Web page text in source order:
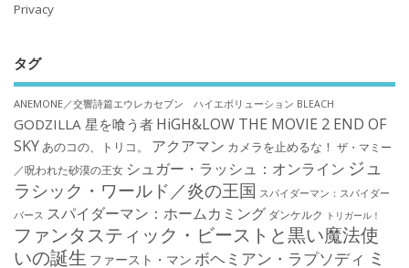
Privacy
タグ
ANEMONE／交響詩篇エウレカセブン ハイエボリューション BLEACH
GODZILLA 星を喰う者 HiGH&LOW THE MOVIE 2 END OF
SKYあのコの、トリコ。 アクアマン カメラを止めるな！ ザ・マミー
／呪われた砂漠の王女 シュガー・ラッシュ：オンライン ジュ
ラシック・ワールド／炎の王国 スパイダーマン：スパイダー
バース スパイダーマン：ホームカミング ダンケルク トリガール！
ファンタスティック・ビーストと黒い魔法使
いの誕生 ファースト・マン ボヘミアン・ラプソディ ミ